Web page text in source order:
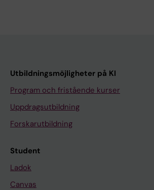
Utbildningsmöjligheter på KI
Program och fristående kurser
Uppdragsutbildning
Forskarutbildning
Student
Ladok
Canvas